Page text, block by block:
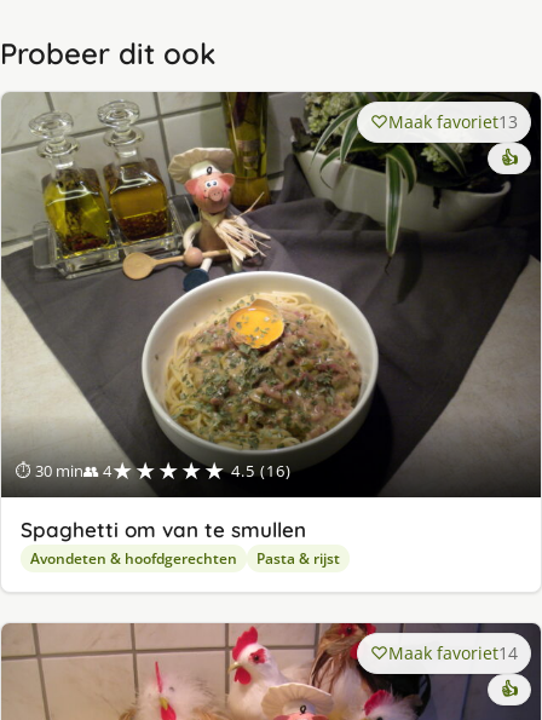
Probeer dit ook
⏱ 30 min👥 4★★★★★ 4.5 (16)
Maak favoriet13
👍
Spaghetti om van te smullen
Avondeten & hoofdgerechten Pasta & rijst
Maak favoriet14
👍